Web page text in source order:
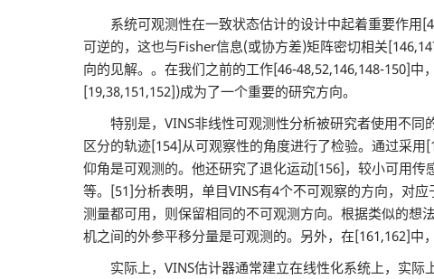
系统可观测性在一致状态估计的设计中起着重要作用
可逆的，这也与Fisher信息(或协方差)矩阵密切相关
向的见解。。在我们之前的工作[46-48,52,146,148-150]
[19,38,151,152])成为了一个重要的研究方向。
特别是，VINS非线性可观测性分析被研究者使用不同
区分的轨迹[154]从可观察性的角度进行了检验。通过采
仰角是可观测的。他还研究了退化运动[156]，较小可用
等。[51]分析表明，单目VINS有4个不可观察的方向，对
测量都可用，则保留相同的不可观测方向。根据类似的想
机之间的外参平移分量是可观测的。另外，在[161,162]中
实际上，VINS估计器通常建立在线性化系统上，实际